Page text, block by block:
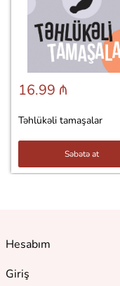
16.99 ₼
Təhlükəli tamaşalar
Səbətə at
Hesabım
Giriş